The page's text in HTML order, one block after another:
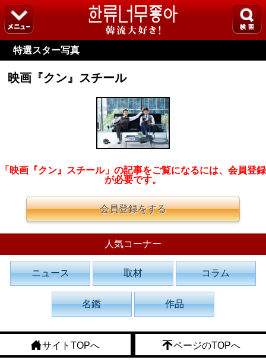
特選スター写真
映画『クン』スチール
「映画『クン』スチール」の記事をご覧になるには、会員登録
が必要です。
会員登録をする
人気コーナー
ニュース 取材 コラム
名鑑 作品
サイトTOPへ ページのTOPへ